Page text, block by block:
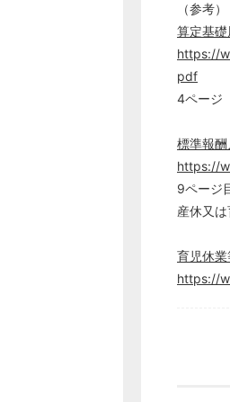
（参考）
算定基礎
https://
pdf
4ページ
標準報
https://
9ペー
産休又
育児休
https://